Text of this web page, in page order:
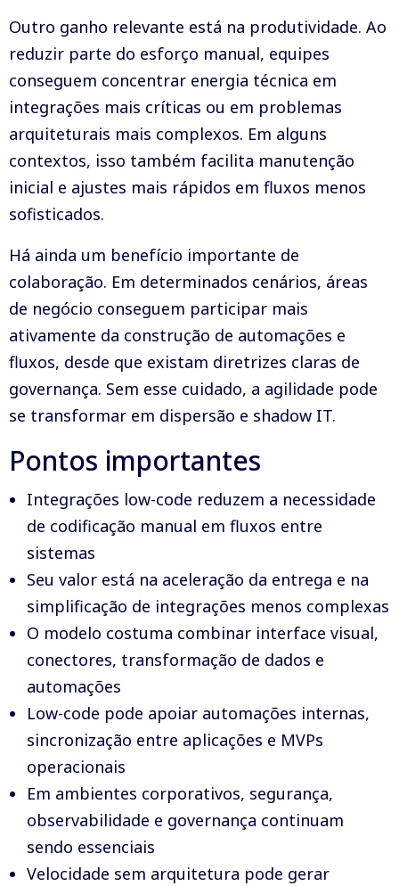
Outro ganho relevante está na produtividade. Ao
reduzir parte do esforço manual, equipes
conseguem concentrar energia técnica em
integrações mais críticas ou em problemas
arquiteturais mais complexos. Em alguns
contextos, isso também facilita manutenção
inicial e ajustes mais rápidos em fluxos menos
sofisticados.
Há ainda um benefício importante de
colaboração. Em determinados cenários, áreas
de negócio conseguem participar mais
ativamente da construção de automações e
fluxos, desde que existam diretrizes claras de
governança. Sem esse cuidado, a agilidade pode
se transformar em dispersão e shadow IT.
Pontos importantes
Integrações low-code reduzem a necessidade
de codificação manual em fluxos entre
sistemas
Seu valor está na aceleração da entrega e na
simplificação de integrações menos complexas
O modelo costuma combinar interface visual,
conectores, transformação de dados e
automações
Low-code pode apoiar automações internas,
sincronização entre aplicações e MVPs
operacionais
Em ambientes corporativos, segurança,
observabilidade e governança continuam
sendo essenciais
Velocidade sem arquitetura pode gerar